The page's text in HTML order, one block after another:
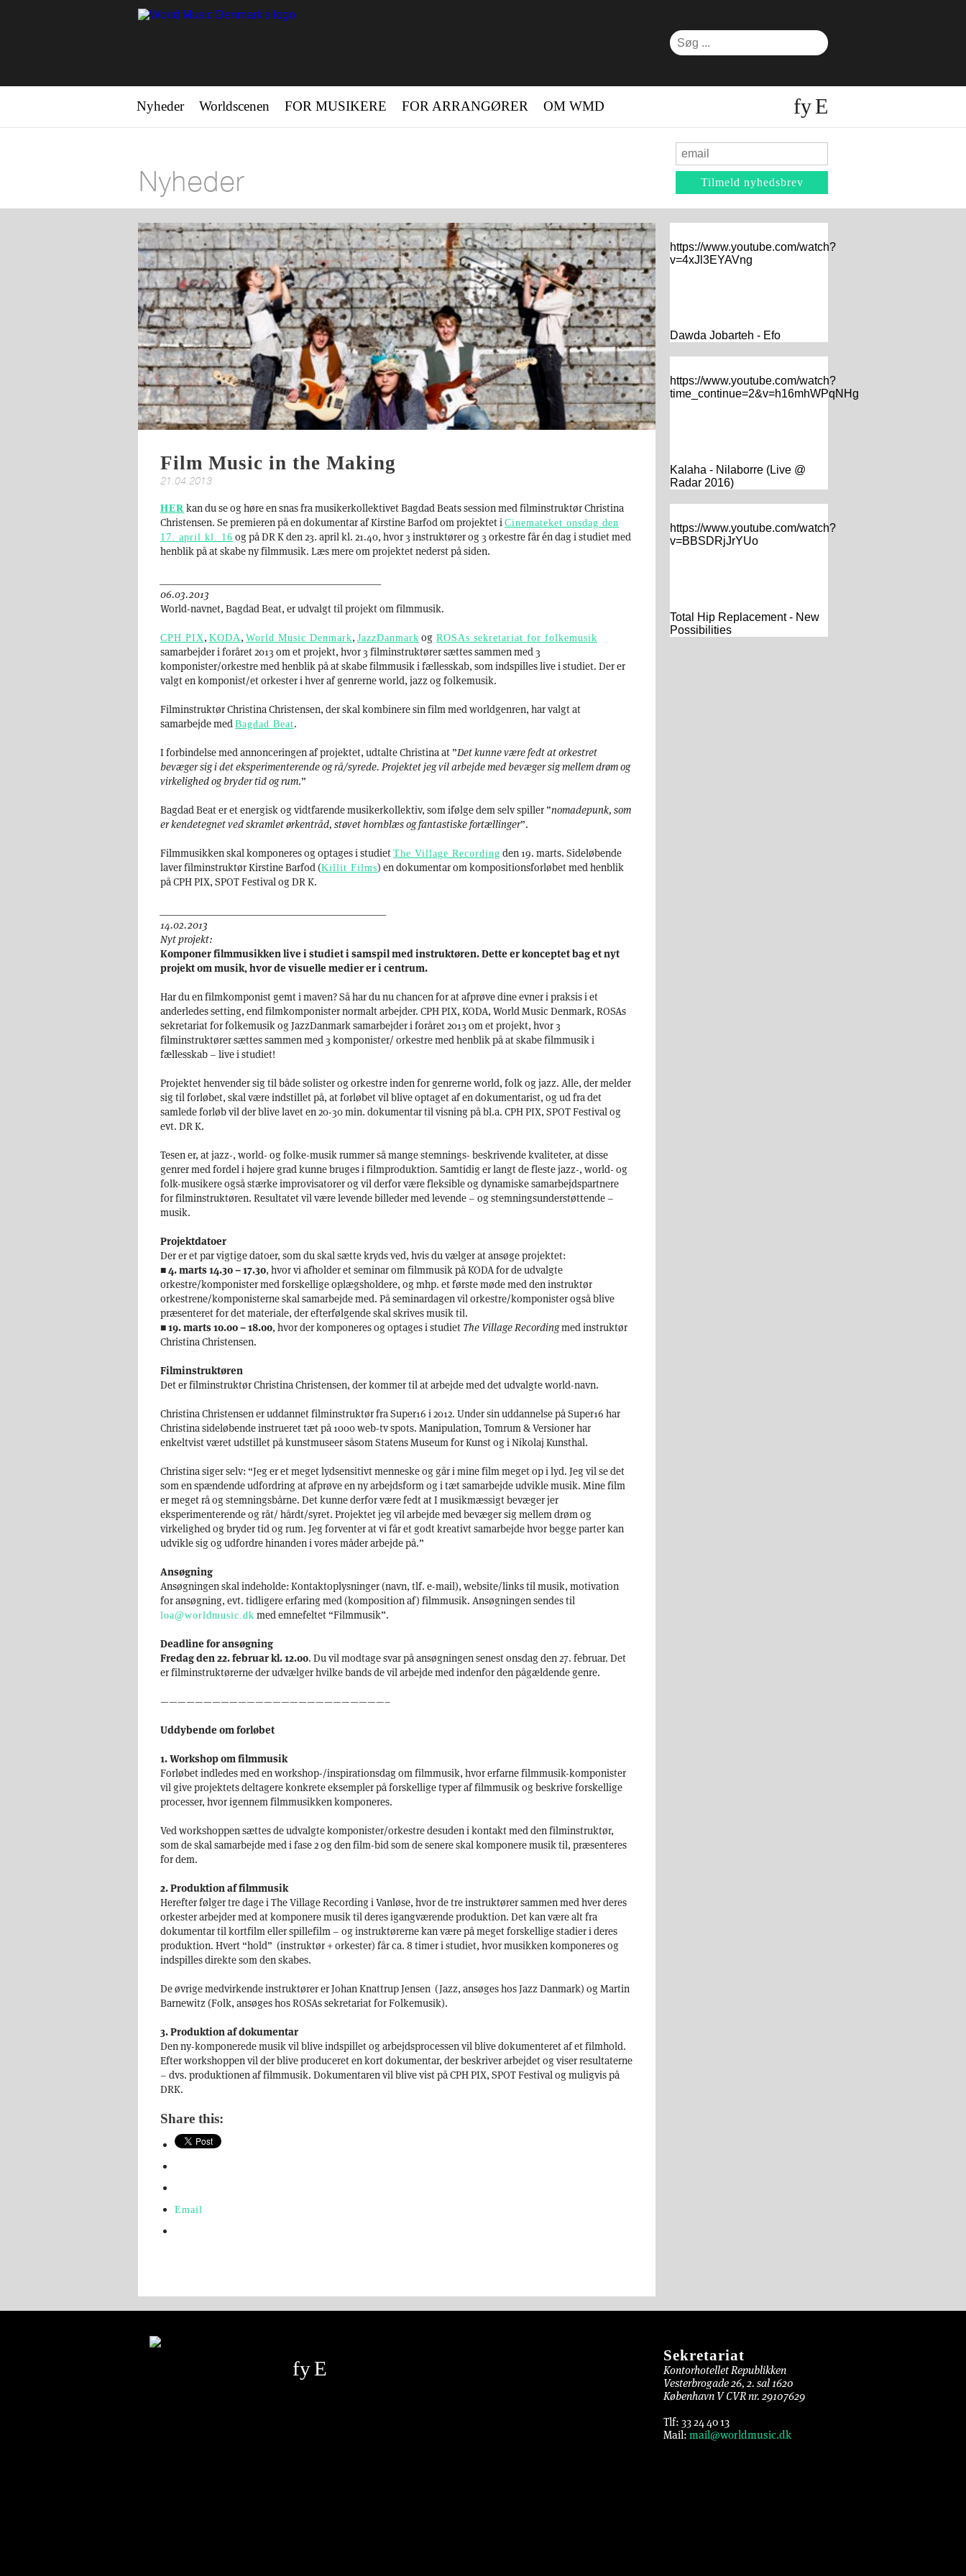
Nyheder Worldscenen FOR MUSIKERE FOR ARRANGØRER OM WMD
Nyheder
Film Music in the Making
21.04.2013
HER kan du se og høre en snas fra musikerkollektivet Bagdad Beats session med filminstruktør Christina
Christensen. Se premieren på en dokumentar af Kirstine Barfod om projektet i Cinemateket onsdag den
17. april kl. 16 og på DR K den 23. april kl. 21.40, hvor 3 instruktører og 3 orkestre får én dag i studiet med
henblik på at skabe ny filmmusik. Læs mere om projektet nederst på siden.
06.03.2013
World-navnet, Bagdad Beat, er udvalgt til projekt om filmmusik.
CPH PIX, KODA, World Music Denmark, JazzDanmark og ROSAs sekretariat for folkemusik
samarbejder i foråret 2013 om et projekt, hvor 3 filminstruktører sættes sammen med 3
komponister/orkestre med henblik på at skabe filmmusik i fællesskab, som indspilles live i studiet. Der er
valgt en komponist/et orkester i hver af genrerne world, jazz og folkemusik.
Filminstruktør Christina Christensen, der skal kombinere sin film med worldgenren, har valgt at
samarbejde medBagdad Beat.
I forbindelse med annonceringen af projektet, udtalte Christina at ”Det kunne være fedt at orkestret
bevæger sig i det eksperimenterende og rå/syrede. Projektet jeg vil arbejde med bevæger sig mellem drøm og
virkelighed og bryder tid og rum.”
Bagdad Beat er et energisk og vidtfarende musikerkollektiv, som ifølge dem selv spiller ”nomadepunk, som
er kendetegnet ved skramlet ørkentråd, støvet hornblæs og fantastiske fortællinger”.
Filmmusikken skal komponeres og optages i studietThe Village Recording den 19. marts. Sideløbende
laver filminstruktør Kirstine Barfod (Killit Films) en dokumentar om kompositionsforløbet med henblik
på CPH PIX, SPOT Festival og DR K.
14.02.2013
Nyt projekt:
Komponer filmmusikken live i studiet i samspil med instruktøren. Dette er konceptet bag et nyt
projekt om musik, hvor de visuelle medier er i centrum.
Har du en filmkomponist gemt i maven? Så har du nu chancen for at afprøve dine evner i praksis i et
anderledes setting, end filmkomponister normalt arbejder. CPH PIX, KODA, World Music Denmark, ROSAs
sekretariat for folkemusik og JazzDanmark samarbejder i foråret 2013 om et projekt, hvor 3
filminstruktører sættes sammen med 3 komponister/ orkestre med henblik på at skabe filmmusik i
fællesskab – live i studiet!
Projektet henvender sig til både solister og orkestre inden for genrerne world, folk og jazz. Alle, der melder
sig til forløbet, skal være indstillet på, at forløbet vil blive optaget af en dokumentarist, og ud fra det
samlede forløb vil der blive lavet en 20-30 min. dokumentar til visning på bl.a. CPH PIX, SPOT Festival og
evt. DR K.
Tesen er, at jazz-, world- og folke-musik rummer så mange stemnings- beskrivende kvaliteter, at disse
genrer med fordel i højere grad kunne bruges i filmproduktion. Samtidig er langt de fleste jazz-, world- og
folk-musikere også stærke improvisatorer og vil derfor være fleksible og dynamiske samarbejdspartnere
for filminstruktøren. Resultatet vil være levende billeder med levende – og stemningsunderstøttende –
musik.
Projektdatoer
Der er et par vigtige datoer, som du skal sætte kryds ved, hvis du vælger at ansøge projektet:
■4. marts 14.30 – 17.30, hvor vi afholder et seminar om filmmusik på KODA for de udvalgte
orkestre/komponister med forskellige oplægsholdere, og mhp. et første møde med den instruktør
orkestrene/komponisterne skal samarbejde med. På seminardagen vil orkestre/komponister også blive
præsenteret for det materiale, der efterfølgende skal skrives musik til.
■19. marts 10.00 – 18.00, hvor der komponeres og optages i studiet The Village Recordingmed instruktør
Christina Christensen.
Filminstruktøren
Det er filminstruktør Christina Christensen, der kommer til at arbejde med det udvalgte world-navn.
Christina Christensen er uddannet filminstruktør fra Super16 i 2012. Under sin uddannelse på Super16 har
Christina sideløbende instrueret tæt på 1000 web-tv spots. Manipulation, Tomrum & Versioner har
enkeltvist været udstillet på kunstmuseer såsom Statens Museum for Kunst og i Nikolaj Kunsthal.
Christina siger selv: “Jeg er et meget lydsensitivt menneske og går i mine film meget op i lyd. Jeg vil se det
som en spændende udfordring at afprøve en ny arbejdsform og i tæt samarbejde udvikle musik. Mine film
er meget rå og stemningsbårne. Det kunne derfor være fedt at I musikmæssigt bevæger jer
eksperimenterende og råt/ hårdt/syret. Projektet jeg vil arbejde med bevæger sig mellem drøm og
virkelighed og bryder tid og rum. Jeg forventer at vi får et godt kreativt samarbejde hvor begge parter kan
udvikle sig og udfordre hinanden i vores måder arbejde på.”
Ansøgning
Ansøgningen skal indeholde: Kontaktoplysninger (navn, tlf. e-mail), website/links til musik, motivation
for ansøgning, evt. tidligere erfaring med (komposition af) filmmusik. Ansøgningen sendes til
loa@worldmusic.dk med emnefeltet “Filmmusik”.
Deadline for ansøgning
Fredag den 22. februar kl. 12.00. Du vil modtage svar på ansøgningen senest onsdag den 27. februar. Det
er filminstruktørerne der udvælger hvilke bands de vil arbejde med indenfor den pågældende genre.
——————————————————————————–
Uddybende om forløbet
1. Workshop om filmmusik
Forløbet indledes med en workshop-/inspirationsdag om filmmusik, hvor erfarne filmmusik-komponister
vil give projektets deltagere konkrete eksempler på forskellige typer af filmmusik og beskrive forskellige
processer, hvor igennem filmmusikken komponeres.
Ved workshoppen sættes de udvalgte komponister/orkestre desuden i kontakt med den filminstruktør,
som de skal samarbejde med i fase 2 og den film-bid som de senere skal komponere musik til, præsenteres
for dem.
2. Produktion af filmmusik
Herefter følger tre dage i The Village Recording i Vanløse, hvor de tre instruktører sammen med hver deres
orkester arbejder med at komponere musik til deres igangværende produktion. Det kan være alt fra
dokumentar til kortfilm eller spillefilm – og instruktørerne kan være på meget forskellige stadier i deres
produktion. Hvert “hold” (instruktør + orkester) får ca. 8 timer i studiet, hvor musikken komponeres og
indspilles direkte som den skabes.
De øvrige medvirkende instruktører er Johan Knattrup Jensen (Jazz, ansøges hos Jazz Danmark) og Martin
Barnewitz (Folk, ansøges hos ROSAs sekretariat for Folkemusik).
3. Produktion af dokumentar
Den ny-komponerede musik vil blive indspillet og arbejdsprocessen vil blive dokumenteret af et filmhold.
Efter workshoppen vil der blive produceret en kort dokumentar, der beskriver arbejdet og viser resultaterne
– dvs. produktionen af filmmusik. Dokumentaren vil blive vist på CPH PIX, SPOT Festival og muligvis på
DRK.
Share this:
Email
https://www.youtube.com/watch?
v=4xJl3EYAVng
Dawda Jobarteh - Efo
https://www.youtube.com/watch?
time_continue=2&v=h16mhWPqNHg
Kalaha - Nilaborre (Live @
Radar 2016)
https://www.youtube.com/watch?
v=BBSDRjJrYUo
Total Hip Replacement - New
Possibilities
Sekretariat
Kontorhotellet Republikken
Vesterbrogade 26, 2. sal 1620
København V CVR nr. 29107629
Tlf: 33 24 40 13
Mail: mail@worldmusic.dk